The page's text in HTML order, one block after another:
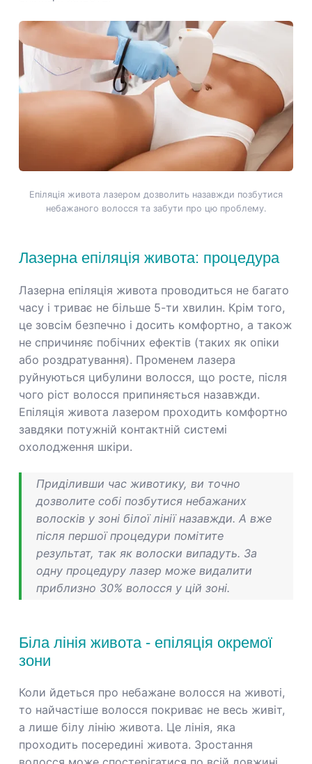
Епіляція живота лазером дозволить назавжди позбутися
небажаного волосся та забути про цю проблему.
Лазерна епіляція живота: процедура
Лазерна епіляція живота проводиться не багато
часу і триває не більше 5-ти хвилин. Крім того,
це зовсім безпечно і досить комфортно, а також
не спричиняє побічних ефектів (таких як опіки
або роздратування). Променем лазера
руйнуються цибулини волосся, що росте, після
чого ріст волосся припиняється назавжди.
Епіляція живота лазером проходить комфортно
завдяки потужній контактній системі
охолодження шкіри.
Приділивши час животику, ви точно
дозволите собі позбутися небажаних
волосків у зоні білої лінії назавжди. А вже
після першої процедури помітите
результат, так як волоски випадуть. За
одну процедуру лазер може видалити
приблизно 30% волосся у цій зоні.
Біла лінія живота - епіляція окремої
зони
Коли йдеться про небажане волосся на животі,
то найчастіше волосся покриває не весь живіт,
а лише білу лінію живота. Це лінія, яка
проходить посередині живота. Зростання